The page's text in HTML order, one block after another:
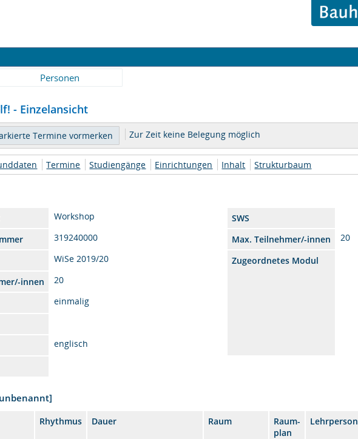
Personen
- Einzelansicht
Zur Zeit keine Belegung möglich
Termine Studiengänge Einrichtungen Inhalt Strukturbaum
Workshop
SWS
319240000 Max. Teilnehmer/-innen
20
WiSe 2019/20
Zugeordnetes Modul
innen
20
einmalig
englisch
Rhythmus Dauer Raum
Raum-
plan
Lehrperson